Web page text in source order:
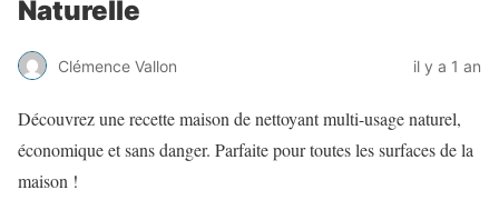
Naturelle
Clémence Vallon il y a 1 an
Découvrez une recette maison de nettoyant multi-usage naturel,
économique et sans danger. Parfaite pour toutes les surfaces de la
maison !